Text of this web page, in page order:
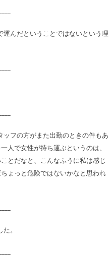
んだということではないという理
フの方がまた出勤のときの件もあ
人で女性が持ち運ぶというのは、
とだなと、こんなふうに私は感じ
ょっと危険ではないかなと思われ
。